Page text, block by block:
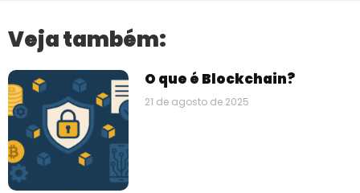
Veja também:
O que é Blockchain?
21 de agosto de 2025